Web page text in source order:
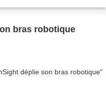
bras robotique